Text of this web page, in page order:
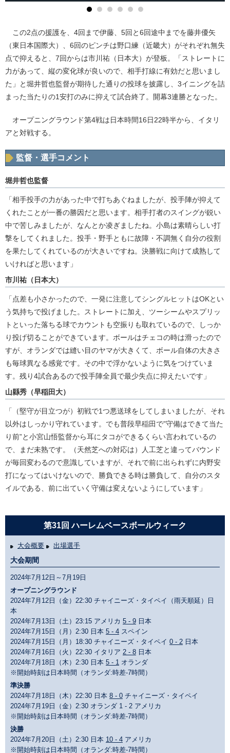
この2点の援護を、4回まで伊藤、5回と6回途中までを藤井優矢
（東日本国際大）、6回のピンチは野口練（近畿大）がそれぞれ無失
点で抑えると、7回からは市川祐（日本大）が登板。「ストレートに
力があって、縦の変化球が良いので、相手打線に有効だと思いまし
た」と堀井哲也監督が期待した通りの投球を披露し、3イニングを詰
まった当たりの1安打のみに抑えて試合終了。開幕3連勝となった。
オープニングラウンド第4戦は日本時間16日22時半から、イタリ
アと対戦する。
監督・選手コメント
堀井哲也監督
「相手投手の力があった中で打ちあぐねましたが、投手陣が抑えて
くれたことが一番の勝因だと思います。相手打者のスイングが鋭い
中で苦しみましたが、なんとか凌ぎましたね。小島は素晴らしい打
撃をしてくれました。投手・野手ともに故障・不調無く自分の役割
を果たしてくれているのが大きいですね。決勝戦に向けて成熟して
いければと思います」
市川祐（日本大）
「点差も小さかったので、一発に注意してシングルヒットはOKとい
う気持ちで投げました。ストレートに加え、ツーシームやスプリッ
トといった落ちる球でカウントも空振りも取れているので、しっか
り投げ切ることができています。ボールはチェコの時は滑ったので
すが、オランダでは縫い目のヤマが大きくて、ボール自体の大きさ
も毎球異なる感覚です。その中で浮かないように気をつけていま
す。残り4試合あるので投手陣全員で最少失点に抑えたいです」
山縣秀（早稲田大）
「（堅守が目立つが）初戦で1つ悪送球をしてしまいましたが、それ
以外はしっかり守れています。でも普段早稲田で”守備はできて当た
り前”と小宮山悟監督から耳にタコができるくらい言われているの
で、まだ未熟です。（天然芝への対応は）人工芝と違ってバウンド
が毎回変わるので意識していますが、それで前に出られずに内野安
打になってはいけないので、勝負できる時は勝負して、自分のスタ
イルである、前に出ていく守備は変えないようにしています」
第31回 ハーレムベースボールウィーク
大会概要 出場選手
大会期間
2024年7月12日～7月19日
オープニングラウンド
2024年7月12日（金）22:30 チャイニーズ・タイペイ（雨天順延）日
本
2024年7月13日（土）23:15 アメリカ 5 - 9 日本
2024年7月15日（月）2:30 日本 5 - 4 スペイン
2024年7月15日（月）18:30 チャイニーズ・タイペイ 0 - 2 日本
2024年7月16日（火）22:30 イタリア 2 - 8 日本
2024年7月18日（木）2:30 日本 5 - 1 オランダ
※開始時刻は日本時間（オランダ:時差-7時間）
準決勝
2024年7月18日（木）22:30 日本 8 - 0 チャイニーズ・タイペイ
2024年7月19日（金）2:30 オランダ 1 - 2 アメリカ
※開始時刻は日本時間（オランダ:時差-7時間）
決勝
2024年7月20日（土）2:30 日本 10 - 4 アメリカ
※開始時刻は日本時間（オランダ:時差-7時間）